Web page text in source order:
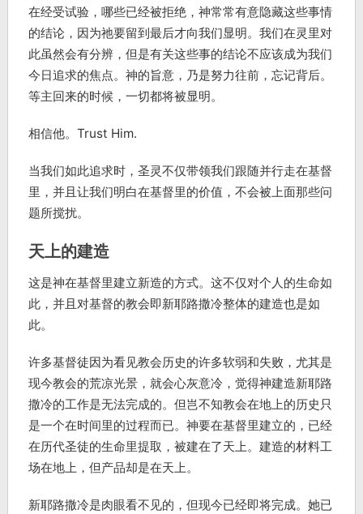
在经受试验，哪些已经被拒绝，神常常有意隐藏这些事情
的结论，因为祂要留到最后才向我们显明。我们在灵里对
此虽然会有分辨，但是有关这些事的结论不应该成为我们
今日追求的焦点。神的旨意，乃是努力往前，忘记背后。
等主回来的时候，一切都将被显明。
相信他。Trust Him.
当我们如此追求时，圣灵不仅带领我们跟随并行走在基督
里，并且让我们明白在基督里的价值，不会被上面那些问
题所搅扰。
天上的建造
这是神在基督里建立新造的方式。这不仅对个人的生命如
此，并且对基督的教会即新耶路撒冷整体的建造也是如
此。
许多基督徒因为看见教会历史的许多软弱和失败，尤其是
现今教会的荒凉光景，就会心灰意冷，觉得神建造新耶路
撒冷的工作是无法完成的。但岂不知教会在地上的历史只
是一个在时间里的过程而已。神要在基督里建立的，已经
在历代圣徒的生命里提取，被建在了天上。建造的材料工
场在地上，但产品却是在天上。
新耶路撒冷是肉眼看不见的，但现今已经即将完成。她已